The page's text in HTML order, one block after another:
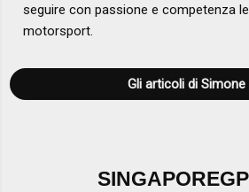
seguire con passione e competenza
motorsport.
Gli articoli di Simone